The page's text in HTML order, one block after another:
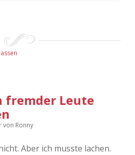
fremder Leute
von Ronny
Aber ich musste lachen.